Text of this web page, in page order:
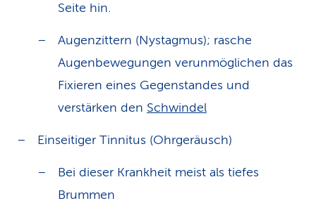
Seite hin.
Augenzittern (Nystagmus); rasche
Augenbewegungen verunmöglichen das
Fixieren eines Gegenstandes und
verstärken den Schwindel
Einseitiger Tinnitus (Ohrgeräusch)
Bei dieser Krankheit meist als tiefes
Brummen